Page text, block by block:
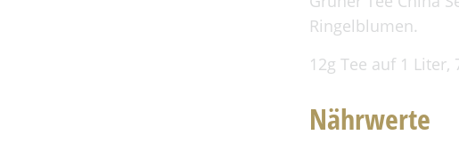
Ringelblumen.
12g Tee auf 1 Liter,
Nährwerte